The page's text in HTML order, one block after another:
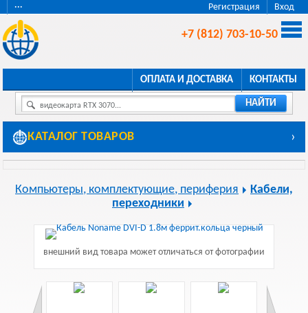
Регистрация Вход
···
+7 (812) 703-10-50
ОПЛАТА И ДОСТАВКА КОНТАКТЫ
видеокарта RTX 3070... НАЙТИ
КАТАЛОГ ТОВАРОВ ›
Компьютеры, комплектующие, периферия
Кабели,
переходники
внешний вид товара может отличаться от фотографии